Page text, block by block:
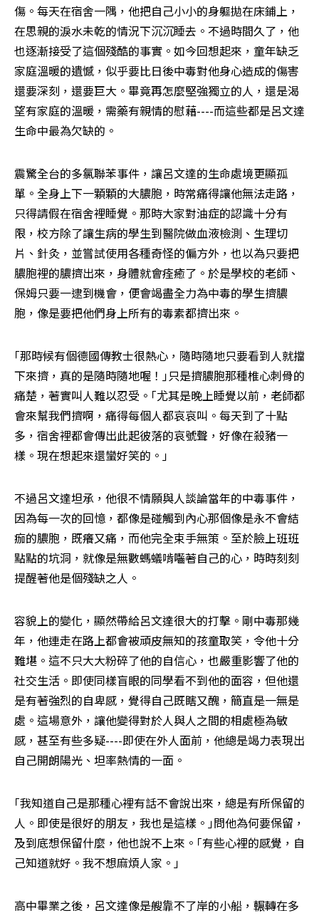
傷。每天在宿舍一隅，他把自己小小的身軀拋在床鋪上，
在思親的淚水未乾的情況下沉沉睡去。不過時間久了，他
也逐漸接受了這個殘酷的事實。如今回想起來，童年缺乏
家庭溫暖的遺憾，似乎要比日後中毒對他身心造成的傷害
還要深刻，還要巨大。畢竟再怎麼堅強獨立的人，還是渴
望有家庭的溫暖，需藥有親情的慰藉----而這些都是呂文達
生命中最為欠缺的。
震驚全台的多氯聯苯事件，讓呂文達的生命處境更顯孤
單。全身上下一顆顆的大膿胞，時常痛得讓他無法走路，
只得請假在宿舍裡睡覺。那時大家對油症的認識十分有
限，校方除了讓生病的學生到醫院做血液檢測、生理切
片、針灸，並嘗試使用各種奇怪的偏方外，也以為只要把
膿胞裡的膿擠出來，身體就會痊癒了。於是學校的老師、
保姆只要一逮到機會，便會竭盡全力為中毒的學生擠膿
胞，像是要把他們身上所有的毒素都擠出來。
｢那時候有個德國傳教士很熱心，隨時隨地只要看到人就擋
下來擠，真的是隨時隨地喔！｣只是擠膿胞那種椎心刺骨的
痛楚，著實叫人難以忍受。｢尤其是晚上睡覺以前，老師都
會來幫我們擠啊，痛得每個人都哀哀叫。每天到了十點
多，宿舍裡都會傳出此起彼落的哀號聲，好像在殺豬一
樣。現在想起來還蠻好笑的。｣
不過呂文達坦承，他很不情願與人談論當年的中毒事件，
因為每一次的回憶，都像是碰觸到內心那個像是永不會結
痂的膿胞，既癢又痛，而他完全束手無策。至於臉上班班
點點的坑洞，就像是無數螞蟻啃囓著自己的心，時時刻刻
提醒著他是個殘缺之人。
容貌上的變化，顯然帶給呂文達很大的打擊。剛中毒那幾
年，他連走在路上都會被頑皮無知的孩童取笑，令他十分
難堪。這不只大大粉碎了他的自信心，也嚴重影響了他的
社交生活。即使同樣盲眼的同學看不到他的面容，但他還
是有著強烈的自卑感，覺得自己既瞎又醜，簡直是一無是
處。這場意外，讓他變得對於人與人之間的相處極為敏
感，甚至有些多疑----即使在外人面前，他總是竭力表現出
自己開朗陽光、坦率熱情的一面。
｢我知道自己是那種心裡有話不會說出來，總是有所保留的
人。即使是很好的朋友，我也是這樣。｣問他為何要保留，
及到底想保留什麼，他也說不上來。｢有些心裡的感覺，自
己知道就好。我不想麻煩人家。｣
高中畢業之後，呂文達像是艘靠不了岸的小船，輾轉在多